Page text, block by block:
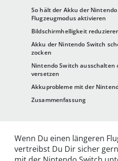
So hält der Akku der
Flugzeugmodus aktivieren
Bildschirmhelligkeit
Akku der Nintendo Switch
zocken
Nintendo Switch ausschalten
versetzen
Akkuprobleme mit der
Zusammenfassung
Wenn Du einen längeren
vertreibst Du Dir sicher